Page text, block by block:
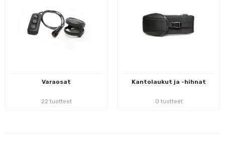
Varaosat
22 tuotteet
Kantolaukut ja -hihnat
0 tuotteet